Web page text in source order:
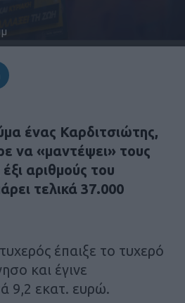
ένας Καρδιτσιώτης,
να «μαντέψει» τους
αριθμούς του
τελικά 37.000
έπαιξε το τυχερό
και έγινε
9,2 εκατ. ευρώ.